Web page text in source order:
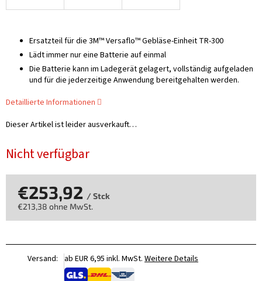
Nicht verfügbar
Dieser Artikel ist leider ausverkauft…
Ersatzteil für die 3M™ Versaflo™ Gebläse-Einheit TR-300
Lädt immer nur eine Batterie auf einmal
Die Batterie kann im Ladegerät gelagert, vollständig aufgeladen
und für die jederzeitige Anwendung bereitgehalten werden.
Detaillierte Informationen
€253,92 / Stck
€213,38 ohne MwSt.
Versand: ab EUR 6,95 inkl. MwSt. Weitere Details